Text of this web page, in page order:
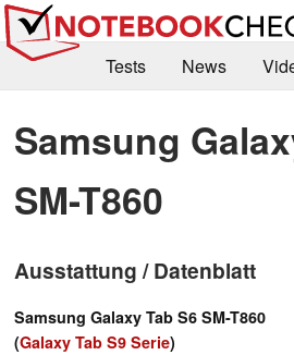
Tests News
Kaufberatung
Deals Suche
Forum
Samsung
SM-T860
Ausstattung / Datenblatt
Samsung Galaxy Tab S6 SM-T860
(Galaxy Tab S9 Serie)